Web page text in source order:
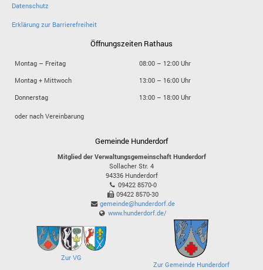
Datenschutz
Erklärung zur Barrierefreiheit
Öffnungszeiten Rathaus
Montag – Freitag
08:00 – 12:00 Uhr
Montag + Mittwoch
13:00 – 16:00 Uhr
Donnerstag
13:00 – 18:00 Uhr
oder nach Vereinbarung
Gemeinde Hunderdorf
Mitglied der Verwaltungsgemeinschaft Hunderdorf
Sollacher Str. 4
94336 Hunderdorf
09422 8570-0
09422 8570-30
gemeinde@hunderdorf.de
www.hunderdorf.de/
Zur VG
Zur Gemeinde Hunderdorf